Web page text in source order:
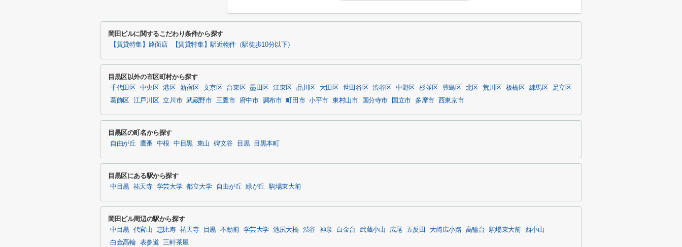
岡田ビルに関するこだわり条件から探す
【賃貸特集】路面店 【賃貸特集】駅近物件（駅徒歩10分以下）
目黒区以外の市区町村から探す
千代田区 中央区 港区 新宿区 文京区 台東区 墨田区 江東区 品川区 大田区 世田谷区 渋谷区 中野区 杉並区 豊島区 北区 荒川区 板橋区 練馬区
足立区
葛飾区
江戸川区 立川市 武蔵野市 三鷹市 府中市 調布市 町田市 小平市 東村山市 国分寺市 国立市 多摩市 西東京市
目黒区の町名から探す
自由が丘 鷹番 中根 中目黒 東山 碑文谷 目黒 目黒本町
目黒区にある駅から探す
中目黒 祐天寺 学芸大学 都立大学 自由が丘 緑が丘 駒場東大前
岡田ビル周辺の駅から探す
中目黒 代官山 恵比寿 祐天寺 目黒 不動前 学芸大学 池尻大橋 渋谷 神泉 白金台 武蔵小山 広尾 五反田 大崎広小路 高輪台 駒場東大前
西小山
白金高輪
表参道 三軒茶屋